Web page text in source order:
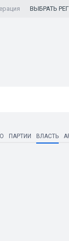
ВЫБРАТЬ
ПАРТИИ ВЛАСТЬ